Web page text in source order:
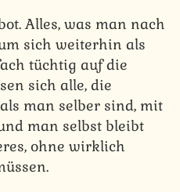
Alles, was man nach
sich weiterhin als
tüchtig auf die
sich alle, die
man selber sind, mit
man selbst bleibt
ohne wirklich